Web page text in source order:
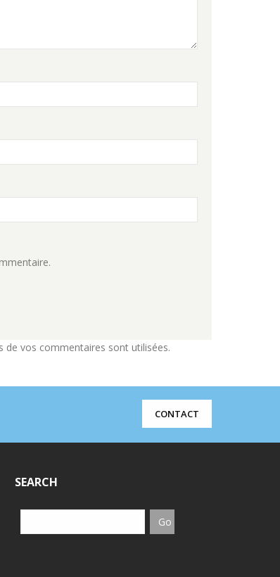
de vos commentaires sont utilisées.
CONTACT
SEARCH